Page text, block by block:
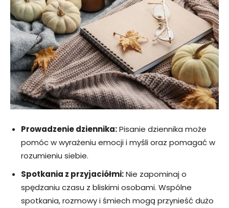
Prowadzenie dziennika:Pisanie dziennika może
pomóc w wyrażeniu emocji i myśli oraz pomagać w
rozumieniu siebie.
Spotkania z przyjaciółmi:Nie zapominaj o
spędzaniu czasu z bliskimi osobami. Wspólne
spotkania, rozmowy i śmiech mogą przynieść dużo